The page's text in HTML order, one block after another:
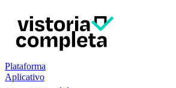
Plataforma
Aplicativo